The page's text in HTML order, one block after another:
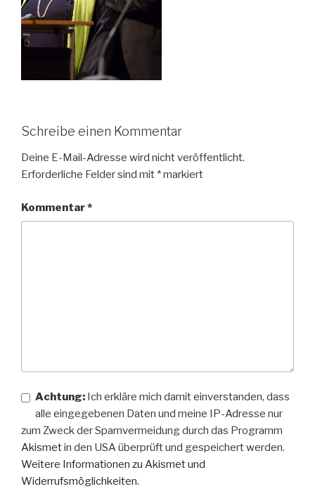
Schreibe einen Kommentar
Deine E-Mail-Adresse wird nicht veröffentlicht.
Erforderliche Felder sind mit *markiert
Kommentar*
Achtung: Ich erkläre mich damit einverstanden, dass
alle eingegebenen Daten und meine IP-Adresse nur
zum Zweck der Spamvermeidung durch das Programm
Akismetin den USA überprüft und gespeichert werden.
Weitere Informationen zu Akismet und
Widerrufsmöglichkeiten.